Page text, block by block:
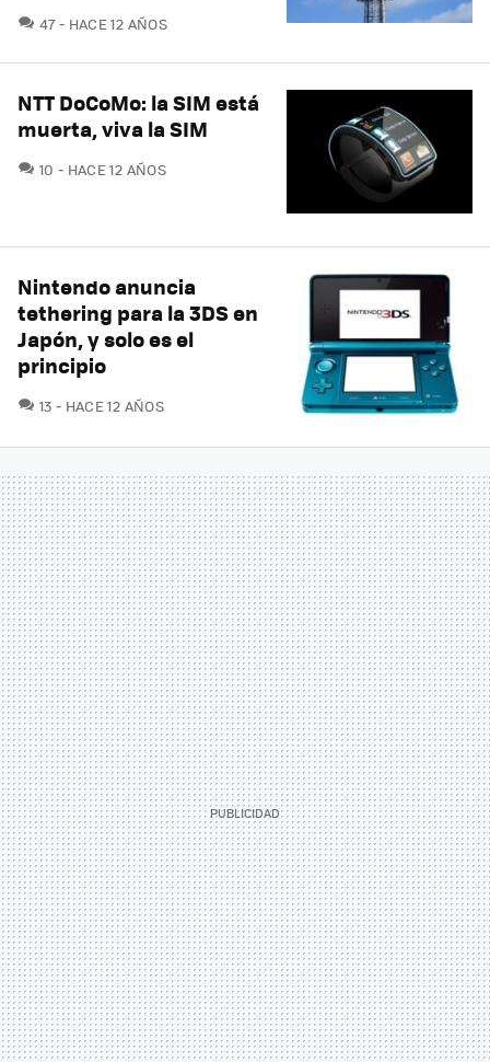
47COMENTARIOS
HACE 12 AÑOS
NTT DoCoMo: la SIM está
muerta, viva la SIM
10 COMENTARIOS
HACE 12 AÑOS
Nintendo anuncia
tethering para la 3DS en
Japón, y solo es el
principio
13 COMENTARIOS
HACE 12 AÑOS